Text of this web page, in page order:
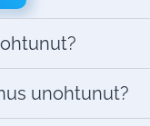
unohtunut?